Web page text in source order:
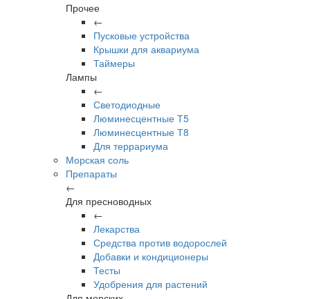
Прочее
←
Пусковые устройства
Крышки для аквариума
Таймеры
Лампы
←
Светодиодные
Люминесцентные Т5
Люминесцентные Т8
Для террариума
Морская соль
Препараты
←
Для пресноводных
←
Лекарства
Средства против водорослей
Добавки и кондиционеры
Тесты
Удобрения для растений